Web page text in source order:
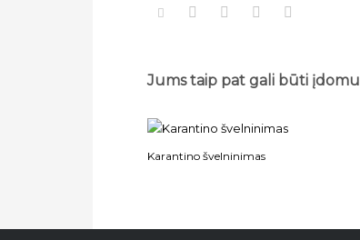
Jums taip pat gali būti įdomu
Karantino švelninimas